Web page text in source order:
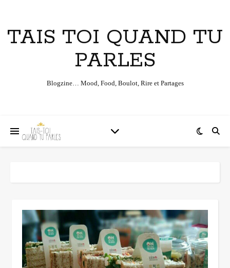
TAIS TOI QUAND TU
PARLES
Blogzine… Mood, Food, Boulot, Rire et Partages